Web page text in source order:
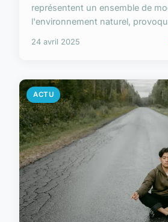
représentent un ensemble de
l'environnement naturel,
24 avril 2025
ACTU